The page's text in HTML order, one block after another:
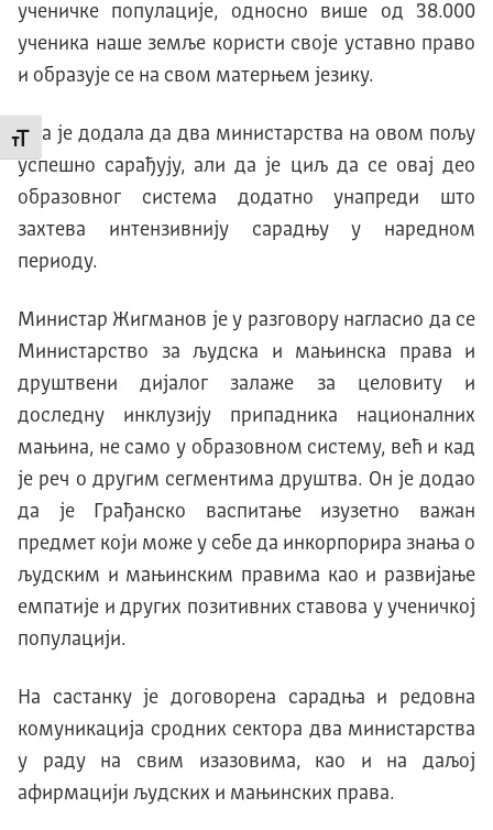
Промени величину слова
ученичке популације, односно више од 38.000
ученика наше земље користи своје уставно право
и образује се на свом матерњем језику.
Она је додала да два министарства на овом пољу
успешно сарађују, али да је циљ да се овај део
образовног система додатно унапреди што
захтева интензивнију сарадњу у наредном
периоду.
Министар Жигманов је у разговору нагласио да се
Министарство за људска и мањинска права и
друштвени дијалог залаже за целовиту и
доследну инклузију припадника националних
мањина, не само у образовном систему, већ и кад
је реч о другим сегментима друштва. Он је додао
да је Грађанско васпитање изузетно важан
предмет који може у себе да инкорпорира знања о
људским и мањинским правима као и развијање
емпатије и других позитивних ставова у ученичкој
популацији.
На састанку је договорена сарадња и редовна
комуникација сродних сектора два министарства
у раду на свим изазовима, као и на даљој
афирмацији људских и мањинских права.